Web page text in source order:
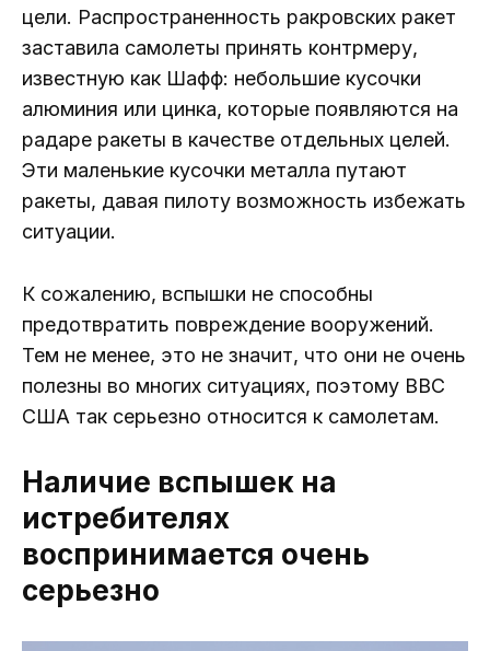
цели. Распространенность ракровских ракет
заставила самолеты принять контрмеру,
известную как Шафф: небольшие кусочки
алюминия или цинка, которые появляются на
радаре ракеты в качестве отдельных целей.
Эти маленькие кусочки металла путают
ракеты, давая пилоту возможность избежать
ситуации.
К сожалению, вспышки не способны
предотвратить повреждение вооружений.
Тем не менее, это не значит, что они не очень
полезны во многих ситуациях, поэтому ВВС
США так серьезно относится к самолетам.
Наличие вспышек на
истребителях
воспринимается очень
серьезно